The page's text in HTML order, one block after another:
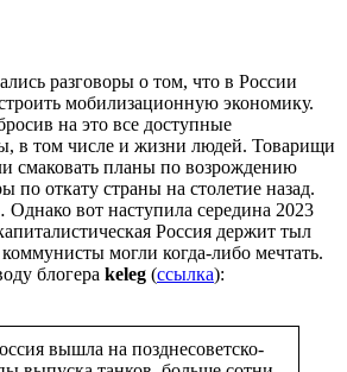
разговоры о том, что в России
мобилизационную экономику.
на это все доступные
в том числе и жизни людей. Товарищи
смаковать планы по возрождению
по откату страны на столетие назад.
вот наступила середина 2023
Россия держит тыл
могли когда-либо мечтать.
блогера keleg (ссылка):
вышла на позднесоветско-